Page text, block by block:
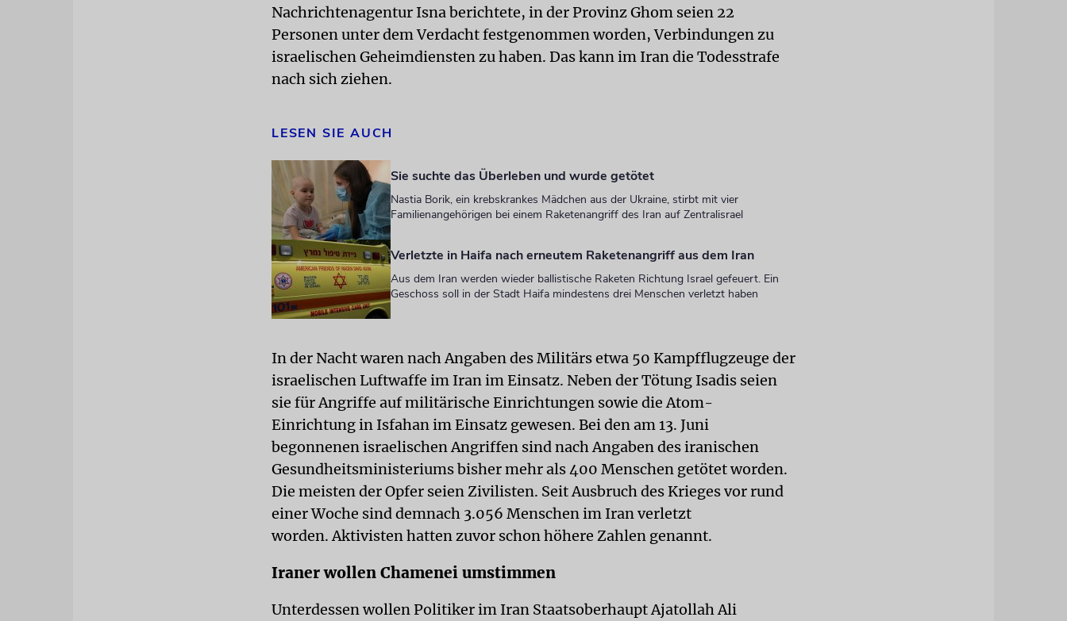
Nachrichtenagentur Isna berichtete, in der Provinz Ghom seien 22
Personen unter dem Verdacht festgenommen worden, Verbindungen zu
israelischen Geheimdiensten zu haben. Das kann im Iran die Todesstrafe
nach sich ziehen.
LESEN SIE AUCH
Sie suchte das Überleben und wurde getötet
Nastia Borik, ein krebskrankes Mädchen aus der Ukraine, stirbt mit vier
Familienangehörigen bei einem Raketenangriff des Iran auf Zentralisrael
Verletzte in Haifa nach erneutem Raketenangriff aus dem Iran
Aus dem Iran werden wieder ballistische Raketen Richtung Israel gefeuert. Ein
Geschoss soll in der Stadt Haifa mindestens drei Menschen verletzt haben
In der Nacht waren nach Angaben des Militärs etwa 50 Kampfflugzeuge der
israelischen Luftwaffe im Iran im Einsatz. Neben der Tötung Isadis seien
sie für Angriffe auf militärische Einrichtungen sowie die Atom-
Einrichtung in Isfahan im Einsatz gewesen. Bei den am 13. Juni
begonnenen israelischen Angriffen sind nach Angaben des iranischen
Gesundheitsministeriums bisher mehr als 400 Menschen getötet worden.
Die meisten der Opfer seien Zivilisten. Seit Ausbruch des Krieges vor rund
einer Woche sind demnach 3.056 Menschen im Iran verletzt
worden. Aktivisten hatten zuvor schon höhere Zahlen genannt.
Iraner wollen Chamenei umstimmen
Unterdessen wollen Politiker im Iran Staatsoberhaupt Ajatollah Ali